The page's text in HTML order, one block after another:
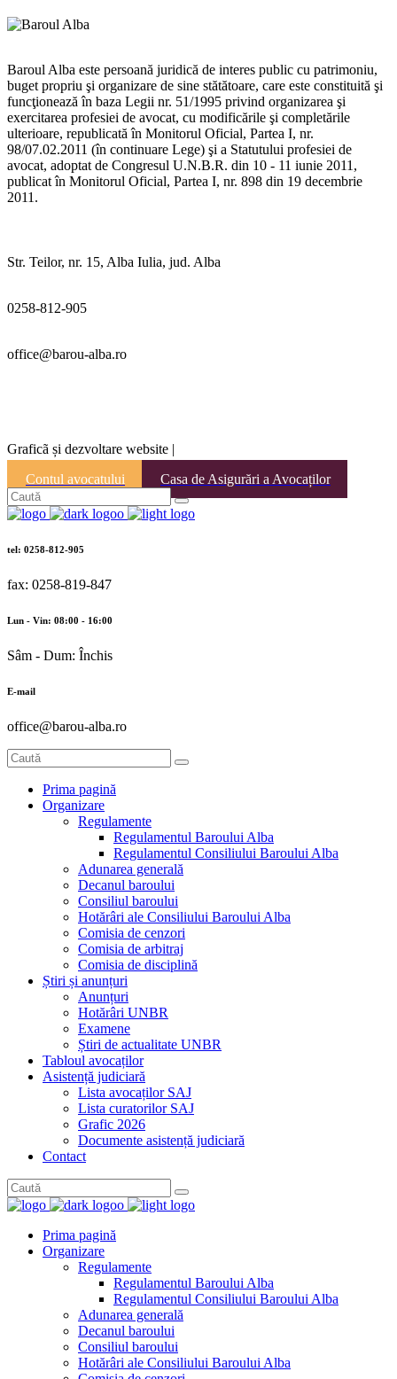
Baroul Alba este persoană juridică de interes public cu patrimoniu,
buget propriu şi organizare de sine stătătoare, care este constituită şi
funcţionează în baza Legii nr. 51/1995 privind organizarea şi
exercitarea profesiei de avocat, cu modificările şi completările
ulterioare, republicată în Monitorul Oficial, Partea I, nr.
98/07.02.2011 (în continuare Lege) şi a Statutului profesiei de
avocat, adoptat de Congresul U.N.B.R. din 10 - 11 iunie 2011,
publicat în Monitorul Oficial, Partea I, nr. 898 din 19 decembrie
2011.
Str. Teilor, nr. 15, Alba Iulia, jud. Alba
0258-812-905
office@barou-alba.ro
Graficã și dezvoltare website |
Contul avocatului
Casa de Asigurări a Avocaților
tel: 0258-812-905
fax: 0258-819-847
Lun - Vin: 08:00 - 16:00
Sâm - Dum: Închis
E-mail
office@barou-alba.ro
Prima pagină
Organizare
Regulamente
Regulamentul Baroului Alba
Regulamentul Consiliului Baroului Alba
Adunarea generală
Decanul baroului
Consiliul baroului
Hotărâri ale Consiliului Baroului Alba
Comisia de cenzori
Comisia de arbitraj
Comisia de disciplină
Știri și anunțuri
Anunțuri
Hotărâri UNBR
Examene
Știri de actualitate UNBR
Tabloul avocaților
Asistență judiciară
Lista avocaților SAJ
Lista curatorilor SAJ
Grafic 2026
Documente asistență judiciară
Contact
Prima pagină
Organizare
Regulamente
Regulamentul Baroului Alba
Regulamentul Consiliului Baroului Alba
Adunarea generală
Decanul baroului
Consiliul baroului
Hotărâri ale Consiliului Baroului Alba